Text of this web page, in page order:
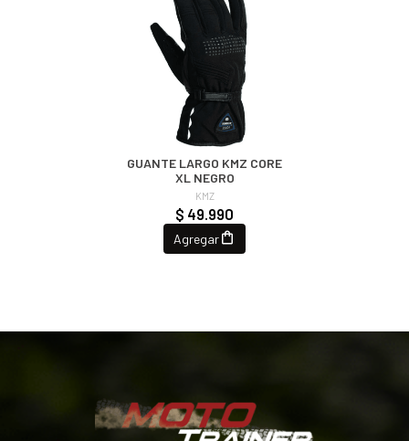
GUANTE LARGO KMZ CORE
XL NEGRO
KMZ
$ 49.990
Agregar